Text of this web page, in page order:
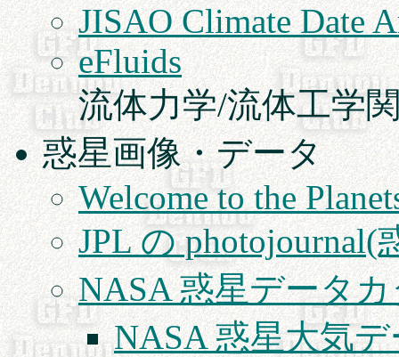
JISAO Climate Date
eFluids
流体力学/流体工学
惑星画像・データ
Welcome to the
JPL の photojournal(
NASA 惑星データカ
NASA 惑星大気